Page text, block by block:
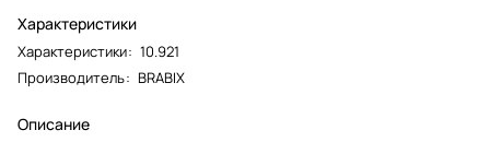
Характеристики
Характеристики: 10.921
Производитель: BRABIX
Описание